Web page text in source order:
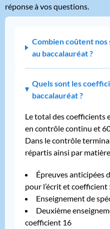
réponse à vos questions.
Combien coûtent
au baccalauréat ?
Quels sont les
baccalauréat ?
Le total des coefficients
en contrôle continu et
Dans le contrôle
répartis ainsi par
Épreuves anticipées
pour l’écrit et coefficient
Enseignement de
Deuxième
coefficient 16